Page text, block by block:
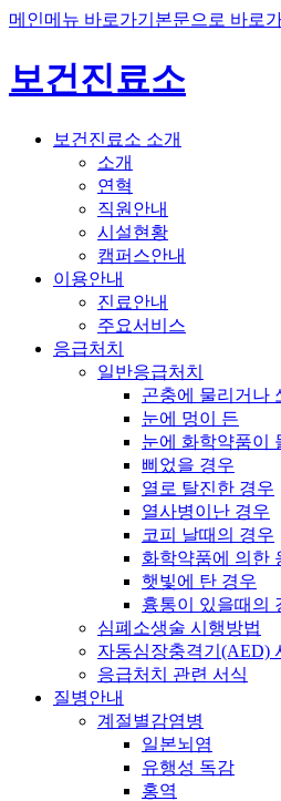
메인메뉴 바로가기 본문으로 바로가
보건진료소
보건진료소 소개
소개
연혁
직원안내
시설현황
캠퍼스안내
이용안내
진료안내
주요서비스
응급처치
일반응급처치
곤충에 물리거나
눈에 멍이 든
눈에 화학약품이
삐었을 경우
열로 탈진한 경우
열사병이난 경우
코피 날때의 경우
화학약품에 의한
햇빛에 탄 경우
흉통이 있을때의
심폐소생술 시행방법
자동심장충격기(AED)
응급처치 관련 서식
질병안내
계절별감염병
일본뇌염
유행성 독감
홍역